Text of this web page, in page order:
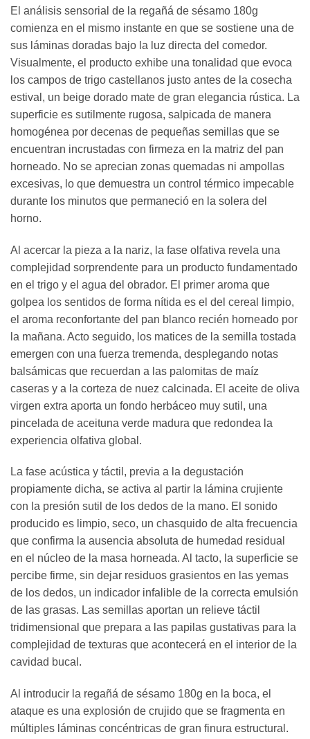
El análisis sensorial de la regañá de sésamo 180g
comienza en el mismo instante en que se sostiene una de
sus láminas doradas bajo la luz directa del comedor.
Visualmente, el producto exhibe una tonalidad que evoca
los campos de trigo castellanos justo antes de la cosecha
estival, un beige dorado mate de gran elegancia rústica. La
superficie es sutilmente rugosa, salpicada de manera
homogénea por decenas de pequeñas semillas que se
encuentran incrustadas con firmeza en la matriz del pan
horneado. No se aprecian zonas quemadas ni ampollas
excesivas, lo que demuestra un control térmico impecable
durante los minutos que permaneció en la solera del
horno.
Al acercar la pieza a la nariz, la fase olfativa revela una
complejidad sorprendente para un producto fundamentado
en el trigo y el agua del obrador. El primer aroma que
golpea los sentidos de forma nítida es el del cereal limpio,
el aroma reconfortante del pan blanco recién horneado por
la mañana. Acto seguido, los matices de la semilla tostada
emergen con una fuerza tremenda, desplegando notas
balsámicas que recuerdan a las palomitas de maíz
caseras y a la corteza de nuez calcinada. El aceite de oliva
virgen extra aporta un fondo herbáceo muy sutil, una
pincelada de aceituna verde madura que redondea la
experiencia olfativa global.
La fase acústica y táctil, previa a la degustación
propiamente dicha, se activa al partir la lámina crujiente
con la presión sutil de los dedos de la mano. El sonido
producido es limpio, seco, un chasquido de alta frecuencia
que confirma la ausencia absoluta de humedad residual
en el núcleo de la masa horneada. Al tacto, la superficie se
percibe firme, sin dejar residuos grasientos en las yemas
de los dedos, un indicador infalible de la correcta emulsión
de las grasas. Las semillas aportan un relieve táctil
tridimensional que prepara a las papilas gustativas para la
complejidad de texturas que acontecerá en el interior de la
cavidad bucal.
Al introducir la regañá de sésamo 180g en la boca, el
ataque es una explosión de crujido que se fragmenta en
múltiples láminas concéntricas de gran finura estructural.